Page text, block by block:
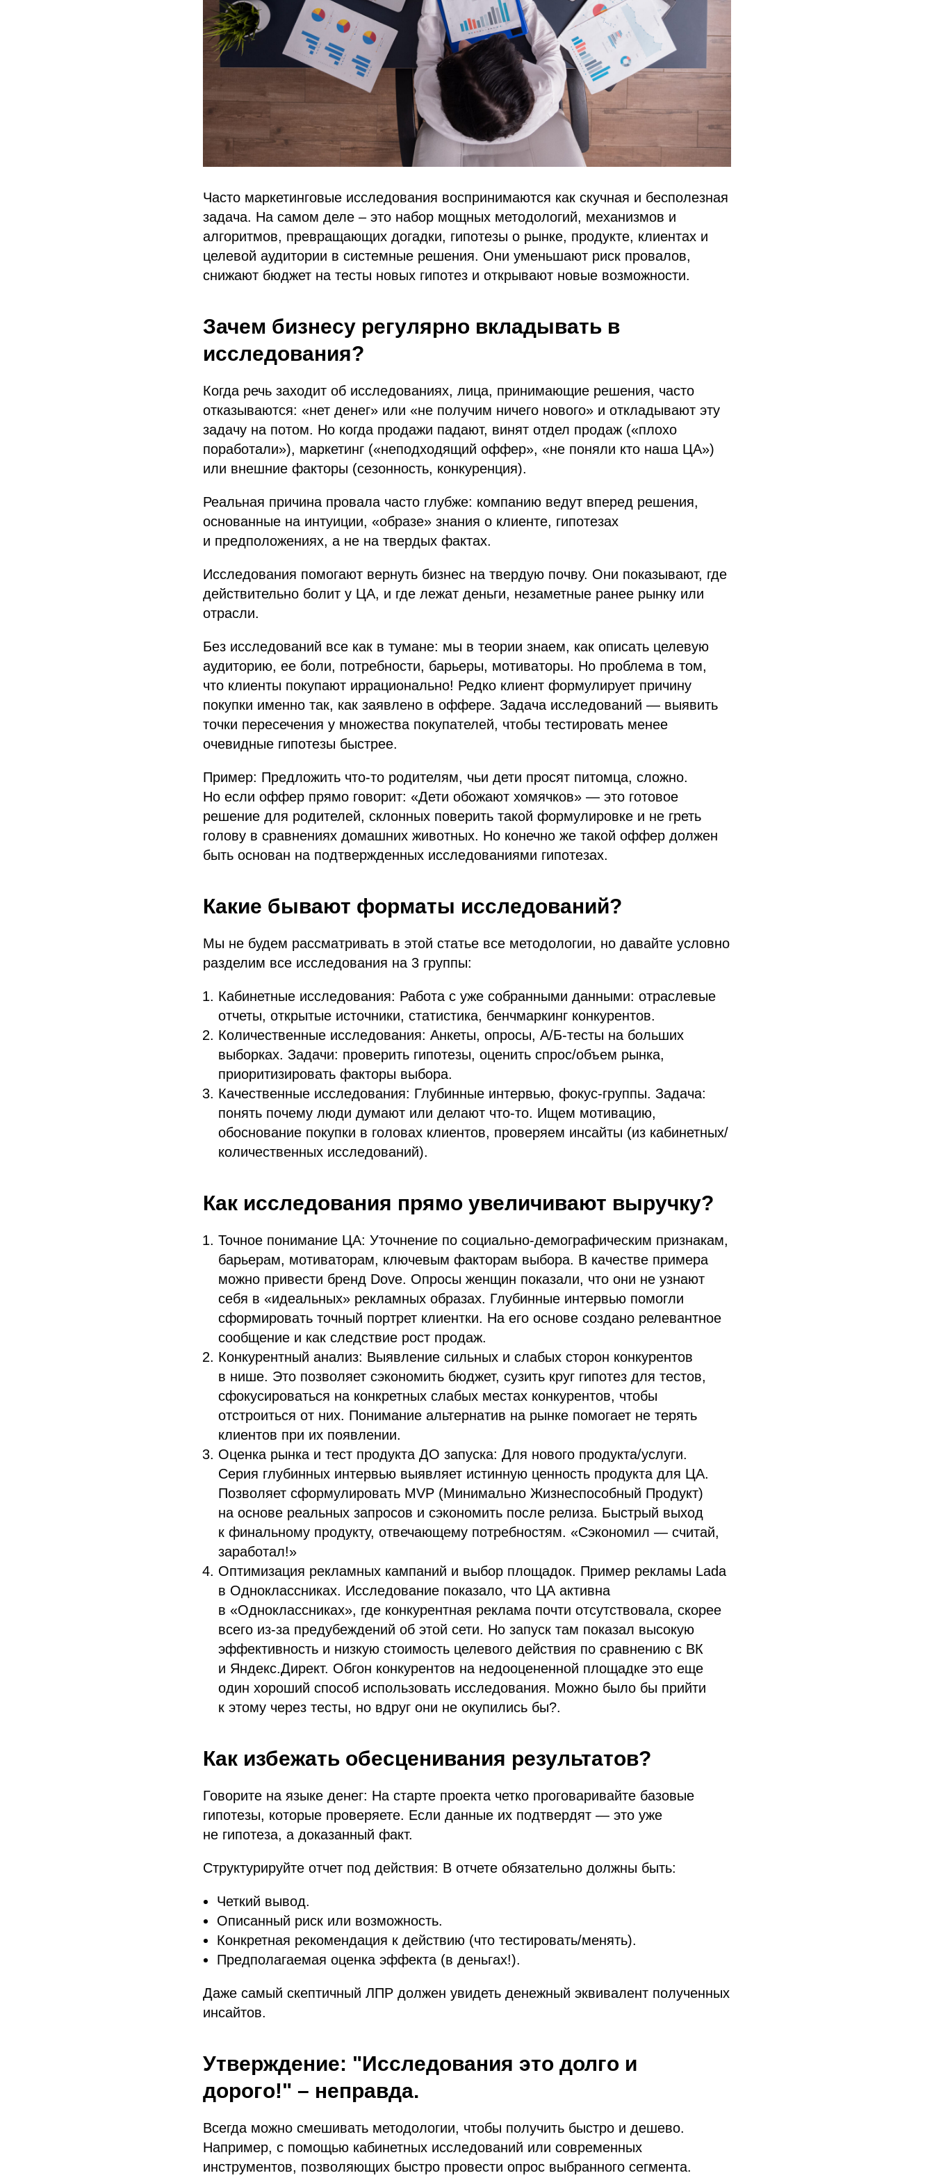
Часто маркетинговые исследования воспринимаются как скучная и бесполезная
задача. На самом деле – это набор мощных методологий, механизмов и
алгоритмов, превращающих догадки, гипотезы о рынке, продукте, клиентах и
целевой аудитории в системные решения. Они уменьшают риск провалов,
снижают бюджет на тесты новых гипотез и открывают новые возможности.
Зачем бизнесу регулярно вкладывать в
исследования?
Когда речь заходит об исследованиях, лица, принимающие решения, часто
отказываются: «нет денег» или «не получим ничего нового» и откладывают эту
задачу на потом. Но когда продажи падают, винят отдел продаж («плохо
поработали»), маркетинг («неподходящий оффер», «не поняли кто наша ЦА»)
или внешние факторы (сезонность, конкуренция).
Реальная причина провала часто глубже: компанию ведут вперед решения,
основанные на интуиции, «образе» знания о клиенте, гипотезах
и предположениях, а не на твердых фактах.
Исследования помогают вернуть бизнес на твердую почву. Они показывают, где
действительно болит у ЦА, и где лежат деньги, незаметные ранее рынку или
отрасли.
Без исследований все как в тумане: мы в теории знаем, как описать целевую
аудиторию, ее боли, потребности, барьеры, мотиваторы. Но проблема в том,
что клиенты покупают иррационально! Редко клиент формулирует причину
покупки именно так, как заявлено в оффере. Задача исследований — выявить
точки пересечения у множества покупателей, чтобы тестировать менее
очевидные гипотезы быстрее.
Пример: Предложить что-то родителям, чьи дети просят питомца, сложно.
Но если оффер прямо говорит: «Дети обожают хомячков» — это готовое
решение для родителей, склонных поверить такой формулировке и не греть
голову в сравнениях домашних животных. Но конечно же такой оффер должен
быть основан на подтвержденных исследованиями гипотезах.
Какие бывают форматы исследований?
Мы не будем рассматривать в этой статье все методологии, но давайте условно
разделим все исследования на 3 группы:
Кабинетные исследования: Работа с уже собранными данными: отраслевые
отчеты, открытые источники, статистика, бенчмаркинг конкурентов.
Количественные исследования: Анкеты, опросы, А/Б-тесты на больших
выборках. Задачи: проверить гипотезы, оценить спрос/объем рынка,
приоритизировать факторы выбора.
Качественные исследования: Глубинные интервью, фокус-группы. Задача:
понять почему люди думают или делают что-то. Ищем мотивацию,
обоснование покупки в головах клиентов, проверяем инсайты (из кабинетных/
количественных исследований).
Как исследования прямо увеличивают выручку?
Точное понимание ЦА: Уточнение по социально-демографическим признакам,
барьерам, мотиваторам, ключевым факторам выбора. В качестве примера
можно привести бренд Dove. Опросы женщин показали, что они не узнают
себя в «идеальных» рекламных образах. Глубинные интервью помогли
сформировать точный портрет клиентки. На его основе создано релевантное
сообщение и как следствие рост продаж.
Конкурентный анализ: Выявление сильных и слабых сторон конкурентов
в нише. Это позволяет сэкономить бюджет, сузить круг гипотез для тестов,
сфокусироваться на конкретных слабых местах конкурентов, чтобы
отстроиться от них. Понимание альтернатив на рынке помогает не терять
клиентов при их появлении.
Оценка рынка и тест продукта ДО запуска: Для нового продукта/услуги.
Серия глубинных интервью выявляет истинную ценность продукта для ЦА.
Позволяет сформулировать MVP (Минимально Жизнеспособный Продукт)
на основе реальных запросов и сэкономить после релиза. Быстрый выход
к финальному продукту, отвечающему потребностям. «Сэкономил — считай,
заработал!»
Оптимизация рекламных кампаний и выбор площадок. Пример рекламы Lada
в Одноклассниках. Исследование показало, что ЦА активна
в «Одноклассниках», где конкурентная реклама почти отсутствовала, скорее
всего из-за предубеждений об этой сети. Но запуск там показал высокую
эффективность и низкую стоимость целевого действия по сравнению с ВК
и Яндекс.Директ. Обгон конкурентов на недооцененной площадке это еще
один хороший способ использовать исследования. Можно было бы прийти
к этому через тесты, но вдруг они не окупились бы?.
Как избежать обесценивания результатов?
Говорите на языке денег: На старте проекта четко проговаривайте базовые
гипотезы, которые проверяете. Если данные их подтвердят — это уже
не гипотеза, а доказанный факт.
Структурируйте отчет под действия: В отчете обязательно должны быть:
Четкий вывод.
Описанный риск или возможность.
Конкретная рекомендация к действию (что тестировать/менять).
Предполагаемая оценка эффекта (в деньгах!).
Даже самый скептичный ЛПР должен увидеть денежный эквивалент полученных
инсайтов.
Утверждение: "Исследования это долго и
дорого!" – неправда.
Всегда можно смешивать методологии, чтобы получить быстро и дешево.
Например, с помощью кабинетных исследований или современных
инструментов, позволяющих быстро провести опрос выбранного сегмента.